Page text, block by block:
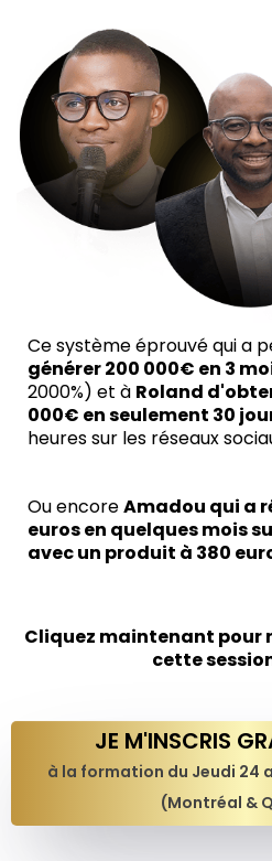
Ce système éprouvé qui a
générer 200 000€ en 3
2000%) et à Roland
000€ en seulement 30
heures sur les réseaux
Ou encoreAmadou qui a
euros en quelques mois
avec un produit à 380
Cliquez maintenant pour
cette
JE M'INSCRIS
à la formation du Jeudi 24
(Montréal &